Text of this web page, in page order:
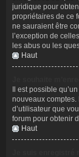
juridique pour
propriétaires de ce
ne sauraient être
l’exception de
les abus ou les
Haut
Il est possible
nouveaux
d’utilisateur que
forum pour obtenir
Haut